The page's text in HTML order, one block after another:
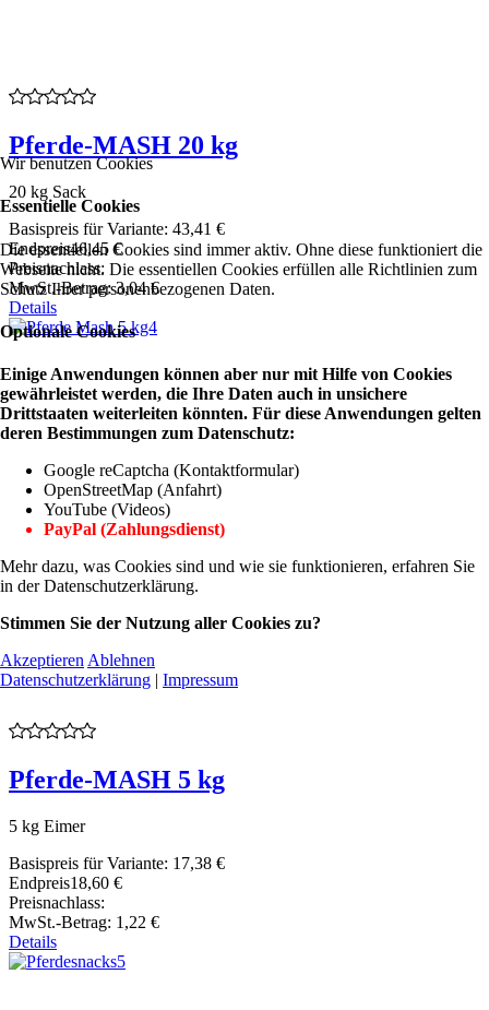
Pferde-MASH 20 kg
20 kg Sack
Basispreis für Variante: 43,41 €
Endpreis46,45 €
Preisnachlass:
MwSt.-Betrag:3,04 €
Details
Pferde-MASH 5 kg
5 kg Eimer
Basispreis für Variante: 17,38 €
Endpreis18,60 €
Preisnachlass:
MwSt.-Betrag: 1,22 €
Details
Wir benutzen Cookies
Essentielle Cookies
Die essentiellen Cookies sind immer aktiv. Ohne diese funktioniert die
Webseite nicht. Die essentiellen Cookies erfüllen alle Richtlinien zum
Schutz Ihrer personenbezogenen Daten.
Optionale Cookies
Einige Anwendungen können aber nur mit Hilfe von Cookies
gewährleistet werden, die Ihre Daten auch in unsichere
Drittstaaten weiterleiten könnten. Für diese Anwendungen gelten
deren Bestimmungen zum Datenschutz:
Google reCaptcha (Kontaktformular)
OpenStreetMap (Anfahrt)
YouTube (Videos)
PayPal (Zahlungsdienst)
Mehr dazu, was Cookies sind und wie sie funktionieren, erfahren Sie
in der Datenschutzerklärung.
Stimmen Sie der Nutzung aller Cookies zu?
Akzeptieren Ablehnen
Datenschutzerklärung | Impressum